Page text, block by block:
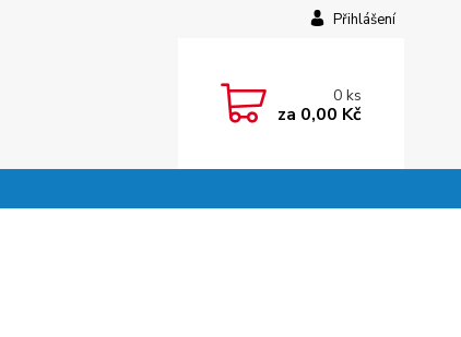
Přihlášení
0ks
za 0,00 Kč